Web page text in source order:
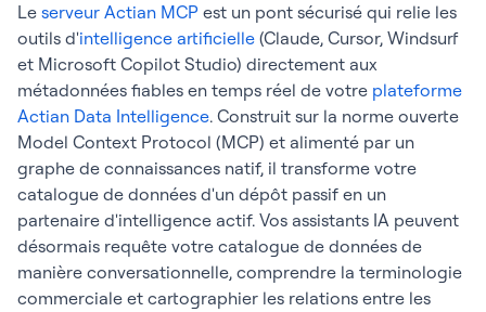
Le serveur Actian MCP est un pont sécurisé qui relie les
outils d'intelligence artificielle (Claude, Cursor, Windsurf
et Microsoft Copilot Studio) directement aux
métadonnées fiables en temps réel de votre plateforme
Actian Data Intelligence. Construit sur la norme ouverte
Model Context Protocol (MCP) et alimenté par un
graphe de connaissances natif, il transforme votre
catalogue de données d'un dépôt passif en un
partenaire d'intelligence actif. Vos assistants IA peuvent
désormais requête votre catalogue de données de
manière conversationnelle, comprendre la terminologie
commerciale et cartographier les relations entre les